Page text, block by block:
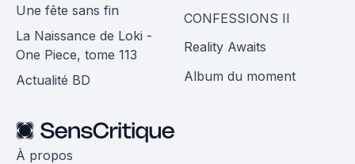
Une fête sans fin
La Naissance de Loki -
One Piece, tome 113
Actualité BD
CONFESSIONS II
Reality Awaits
Album du moment
À propos